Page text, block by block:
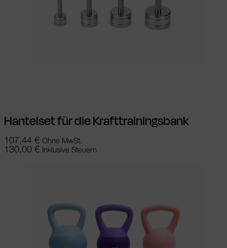
Hantelset für die Krafttrainingsbank
107,44 € Ohne MwSt.
130,00 € Inklusive Steuern